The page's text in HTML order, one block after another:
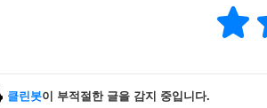
클린봇이 부적절한 글을 감지 중입니다.